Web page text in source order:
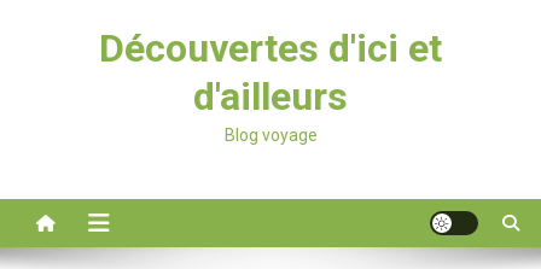
Découvertes d'ici et
d'ailleurs
Blog voyage